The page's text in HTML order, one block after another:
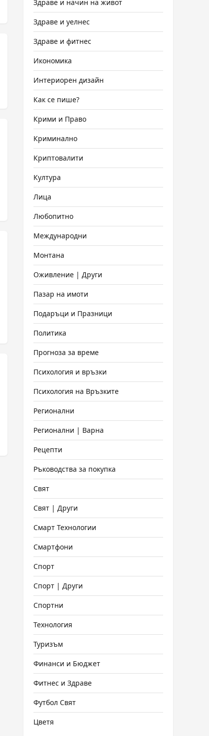
Здраве и начин на живот
Здраве и уелнес
Здраве и фитнес
Икономика
Интериорен дизайн
Как се пише?
Крими и Право
Криминално
Криптовалити
Култура
Лица
Любопитно
Международни
Монтана
Оживление | Други
Пазар на имоти
Подаръци и Празници
Политика
Прогноза за време
Психология и връзки
Психология на Връзките
Регионални
Регионални | Варна
Рецепти
Ръководства за покупка
Свят
Свят | Други
Смарт Технологии
Смартфони
Спорт
Спорт | Други
Спортни
Технология
Туризъм
Финанси и Бюджет
Фитнес и Здраве
Футбол Свят
Цветя